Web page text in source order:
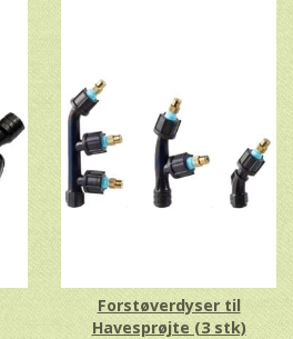
Forstøverdyser til
Havesprøjte (3 stk)